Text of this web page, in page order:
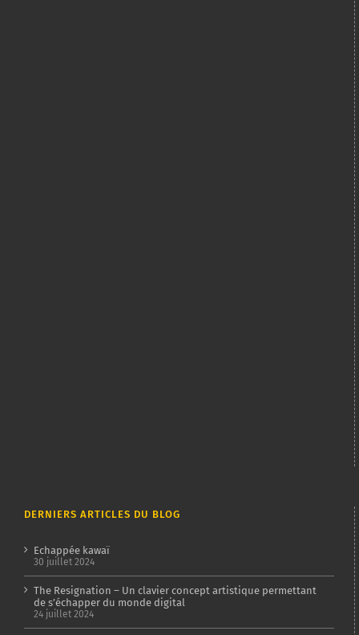
DERNIERS ARTICLES DU BLOG
Echappée kawaï
30 juillet 2024
The Resignation – Un clavier concept artistique permettant
de s’échapper du monde digital
24 juillet 2024